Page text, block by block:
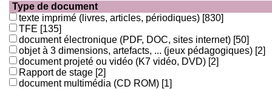
Type de document
texte imprimé (livres, articles, périodiques) [830]
TFE [135]
document électronique (PDF, DOC, sites internet) [50]
objet à 3 dimensions, artefacts, ... (jeux pédagogiques) [2]
document projeté ou vidéo (K7 vidéo, DVD) [2]
Rapport de stage [2]
document multimédia (CD ROM) [1]